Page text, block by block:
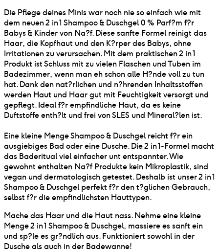
Die Pflege deines Minis war noch nie so einfach wie mit
dem neuen 2 in 1 Shampoo & Duschgel 0 % Parf?m f?r
Babys & Kinder von Na?f. Diese sanfte Formel reinigt das
Haar, die Kopfhaut und den K?rper des Babys, ohne
Irritationen zu verursachen. Mit dem praktischen 2 in 1
Produkt ist Schluss mit zu vielen Flaschen und Tuben im
Badezimmer, wenn man eh schon alle H?nde voll zu tun
hat. Dank den nat?rlichen und n?hrenden Inhaltsstoffen
werden Haut und Haar gut mit Feuchtigkeit versorgt und
gepflegt. Ideal f?r empfindliche Haut, da es keine
Duftstoffe enth?lt und frei von SLES und Mineral?len ist.
Eine kleine Menge Shampoo & Duschgel reicht f?r ein
ausgiebiges Bad oder eine Dusche. Die 2 in 1-Formel macht
das Baderitual viel einfacher unt entspannter. Wie
gewohnt enthalten Na?f Produkte kein Mikroplastik, sind
vegan und dermatologisch getestet. Deshalb ist unser 2 in 1
Shampoo & Duschgel perfekt f?r den t?glichen Gebrauch,
selbst f?r die empfindlichsten Hauttypen.
Mache das Haar und die Haut nass. Nehme eine kleine
Menge 2 in 1 Shampoo & Duschgel, massiere es sanft ein
und sp?le es gr?ndlich aus. Funktioniert sowohl in der
Dusche als auch in der Badewanne!